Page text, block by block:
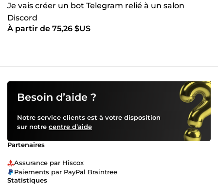
Je vais créer un bot Telegram relié à un salon
Discord
À partir de 75,26 $US
Besoin d’aide ?
Notre service clients est à votre disposition
sur notre centre d’aide
Partenaires
Assurance par Hiscox
Paiements par PayPal Braintree
Statistiques